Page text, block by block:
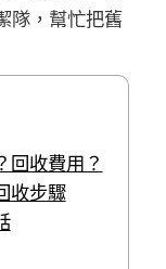
隊，幫忙把舊
回收費用？
收步驟